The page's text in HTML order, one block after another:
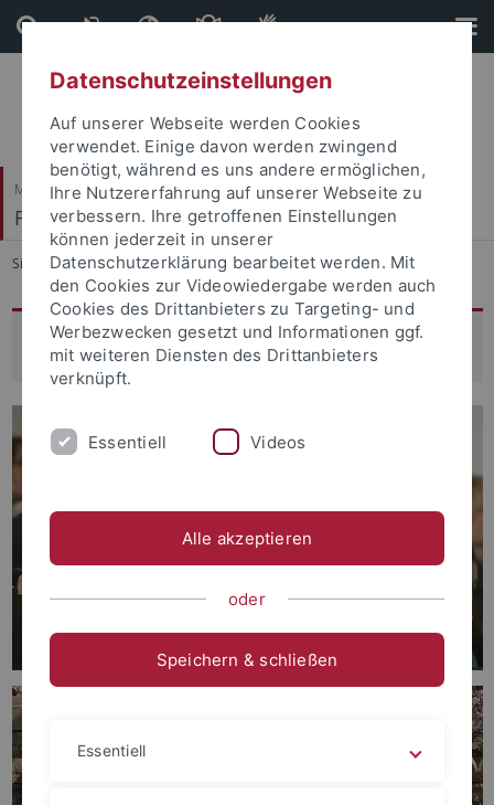
Direkt
zum
Inhalt
Direkt
zur
Fußleiste
Mathematisch-Naturwissenschaftliche Fakultät
Fachbereich Geowissenschaften
Sie sind hier: Startseite ... Fachbereich
Fachbereich Geowissenschaften
Datenschutzeinstellungen
Auf unserer Webseite werden Cookies
verwendet. Einige davon werden zwingend
benötigt, während es uns andere ermöglichen,
Ihre Nutzererfahrung auf unserer Webseite zu
verbessern. Ihre getroffenen Einstellungen
können jederzeit in unserer
Datenschutzerklärung bearbeitet werden. Mit
den Cookies zur Videowiedergabe werden auch
Cookies des Drittanbieters zu Targeting- und
Werbezwecken gesetzt und Informationen ggf.
mit weiteren Diensten des Drittanbieters
verknüpft.
Essentiell Videos
Alle akzeptieren
oder
Speichern & schließen
Essentiell